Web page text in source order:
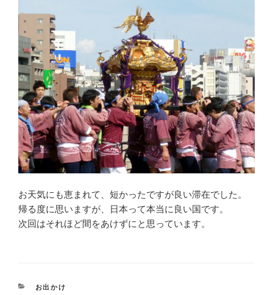
お天気にも恵まれて、短かったですが良い滞在でした。
帰る度に思いますが、日本って本当に良い国です。
次回はそれほど間をあけずにと思っています。
CATEGORIES
お出かけ